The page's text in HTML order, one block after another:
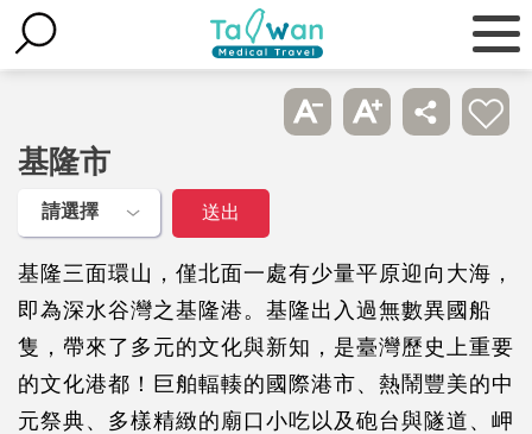
基隆市
基隆三面環山，僅北面一處有少量平原迎向大海，
即為深水谷灣之基隆港。基隆出入過無數異國船
隻，帶來了多元的文化與新知，是臺灣歷史上重要
的文化港都！巨舶輻輳的國際港市、熱鬧豐美的中
元祭典、多樣精緻的廟口小吃以及砲台與隧道、岬